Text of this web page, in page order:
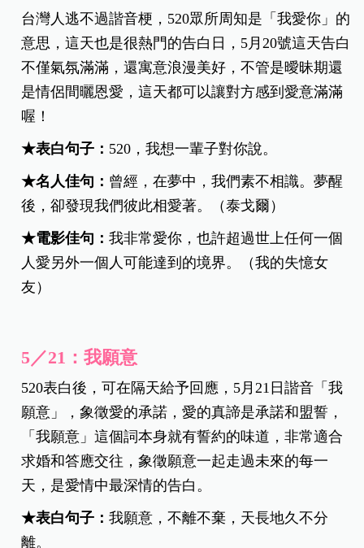
台灣人逃不過諧音梗，520眾所周知是「我愛你」的
意思，這天也是很熱門的告白日，5月20號這天告白
不僅氣氛滿滿，還寓意浪漫美好，不管是曖昧期還
是情侶間曬恩愛，這天都可以讓對方感到愛意滿滿
喔！
★表白句子： 520，我想一輩子對你說。
★名人佳句： 曾經，在夢中，我們素不相識。夢醒
後，卻發現我們彼此相愛著。（泰戈爾）
★電影佳句：我非常愛你，也許超過世上任何一個
人愛另外一個人可能達到的境界。（我的失憶女
友）
5／21：我願意
520表白後，可在隔天給予回應，5月21日諧音「我
願意」，象徵愛的承諾，愛的真諦是承諾和盟誓，
「我願意」這個詞本身就有誓約的味道，非常適合
求婚和答應交往，象徵願意一起走過未來的每一
天，是愛情中最深情的告白。
★表白句子：我願意，不離不棄，天長地久不分
離。